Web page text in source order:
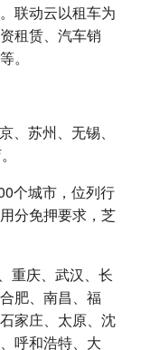
联动云以租车为
租赁、汽车销
。
、苏州、无锡、
个城市，位列行
分免押要求，芝
重庆、武汉、长
肥、南昌、福
家庄、太原、沈
呼和浩特、大